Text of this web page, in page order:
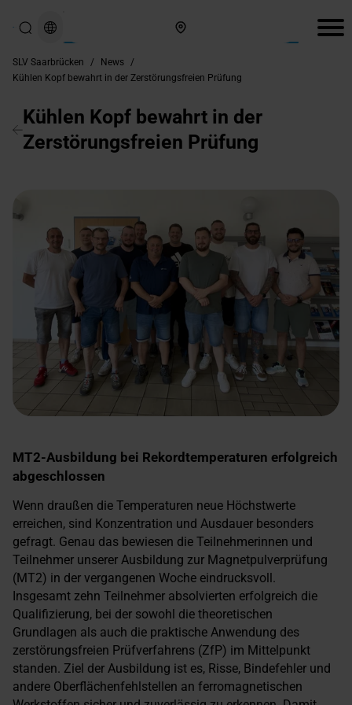
SLV Saarbrücken / News
/
Kühlen Kopf bewahrt in der Zerstörungsfreien Prüfung
Kühlen Kopf bewahrt in der
Zerstörungsfreien Prüfung
MT2-Ausbildung bei Rekordtemperaturen erfolgreich
abgeschlossen
Wenn draußen die Temperaturen neue Höchstwerte
erreichen, sind Konzentration und Ausdauer besonders
gefragt. Genau das bewiesen die Teilnehmerinnen und
Teilnehmer unserer Ausbildung zur Magnetpulverprüfung
(MT2) in der vergangenen Woche eindrucksvoll.
Insgesamt zehn Teilnehmer absolvierten erfolgreich die
Qualifizierung, bei der sowohl die theoretischen
Grundlagen als auch die praktische Anwendung des
zerstörungsfreien Prüfverfahrens (ZfP) im Mittelpunkt
standen. Ziel der Ausbildung ist es, Risse, Bindefehler und
andere Oberflächenfehlstellen an ferromagnetischen